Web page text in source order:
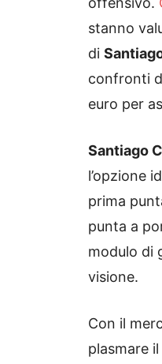
stanno
di
confronti
euro per
Santiago
l’opzione
prima
punta a
modulo di
visione.
Con il
plasmare